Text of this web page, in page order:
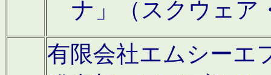
ナ」（スクウェア
有限会社エムシーエ